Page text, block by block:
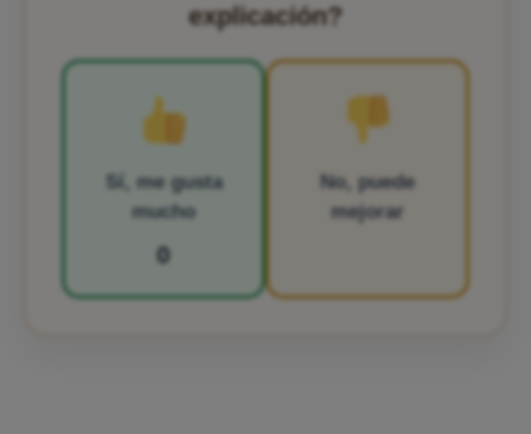
explicación?
Sí, me gusta
mucho
0
No, puede
mejorar